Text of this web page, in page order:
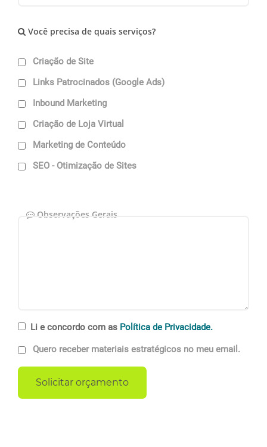
Você precisa de quais serviços?
Criação de Site
Links Patrocinados (Google Ads)
Inbound Marketing
Criação de Loja Virtual
Marketing de Conteúdo
SEO - Otimização de Sites
Observações Gerais
Li e concordo com as Política de Privacidade.
Quero receber materiais estratégicos no meu email.